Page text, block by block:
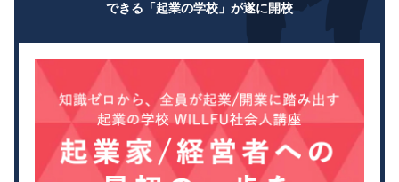
できる「起業の学校」が遂に開校